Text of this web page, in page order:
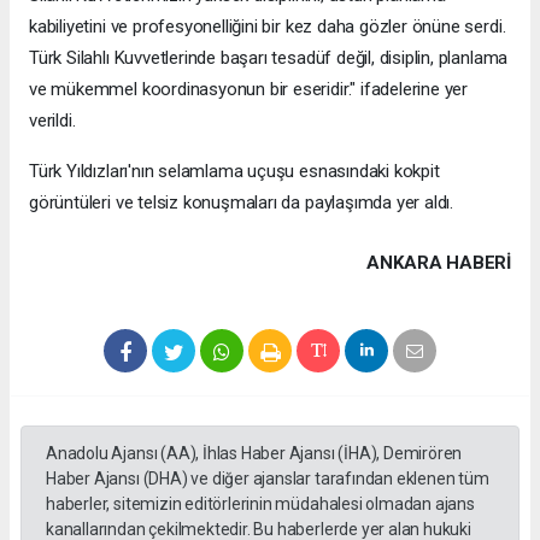
kabiliyetini ve profesyonelliğini bir kez daha gözler önüne serdi.
Türk Silahlı Kuvvetlerinde başarı tesadüf değil, disiplin, planlama
ve mükemmel koordinasyonun bir eseridir." ifadelerine yer
verildi.
Türk Yıldızları'nın selamlama uçuşu esnasındaki kokpit
görüntüleri ve telsiz konuşmaları da paylaşımda yer aldı.
ANKARA HABERİ
Anadolu Ajansı (AA), İhlas Haber Ajansı (İHA), Demirören
Haber Ajansı (DHA) ve diğer ajanslar tarafından eklenen tüm
haberler, sitemizin editörlerinin müdahalesi olmadan ajans
kanallarından çekilmektedir. Bu haberlerde yer alan hukuki